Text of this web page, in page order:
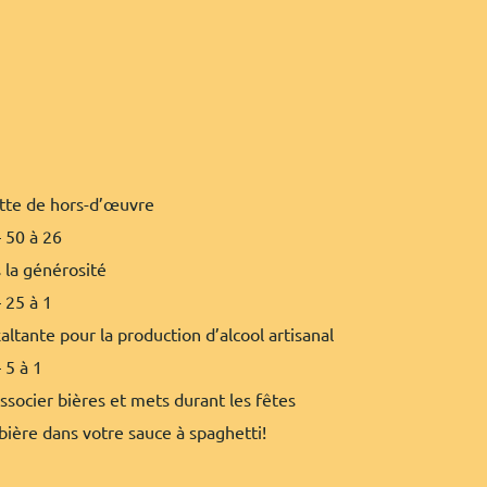
de hors-d’œuvre
50 à 26
Célébrons dans la générosité
à 1
pour la production d’alcool artisanal
à 1
bières et mets durant les fêtes
dans votre sauce à spaghetti!